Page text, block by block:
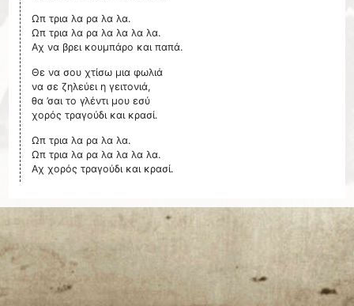
Ωπ τρια λα ρα λα λα.
Ωπ τρια λα ρα λα λα λα λα.
Αχ να βρει κουμπάρο και παπά.
Θε να σου χτίσω μια φωλιά
να σε ζηλεύει η γειτονιά,
θα ’σαι το γλέντι μου εσύ
χορός τραγούδι και κρασί.
Ωπ τρια λα ρα λα λα.
Ωπ τρια λα ρα λα λα λα λα.
Αχ χορός τραγούδι και κρασί.